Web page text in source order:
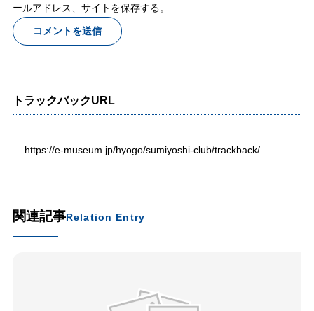
ールアドレス、サイトを保存する。
トラックバックURL
https://e-museum.jp/hyogo/sumiyoshi-club/trackback/
関連記事Relation Entry